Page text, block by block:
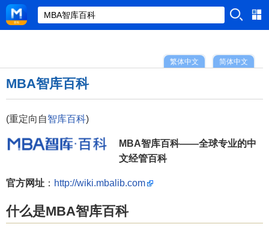
简体中文
繁体中文
MBA智库百科
(重定向自智库百科)
MBA智库百科——全球专业的中
文经管百科
官方网址 ： http://wiki.mbalib.com
什么是MBA智库百科